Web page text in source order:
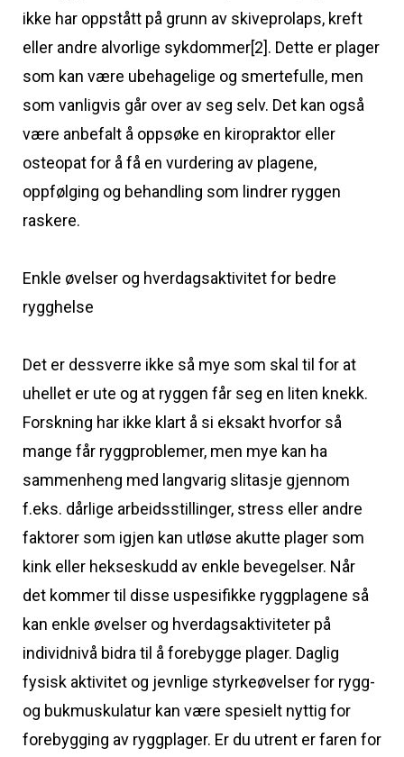
ikke har oppstått på grunn av skiveprolaps, kreft
eller andre alvorlige sykdommer[2]. Dette er plager
som kan være ubehagelige og smertefulle, men
som vanligvis går over av seg selv. Det kan også
være anbefalt å oppsøke en kiropraktor eller
osteopat for å få en vurdering av plagene,
oppfølging og behandling som lindrer ryggen
raskere.
Enkle øvelser og hverdagsaktivitet for bedre
rygghelse
Det er dessverre ikke så mye som skal til for at
uhellet er ute og at ryggen får seg en liten knekk.
Forskning har ikke klart å si eksakt hvorfor så
mange får ryggproblemer, men mye kan ha
sammenheng med langvarig slitasje gjennom
f.eks. dårlige arbeidsstillinger, stress eller andre
faktorer som igjen kan utløse akutte plager som
kink eller hekseskudd av enkle bevegelser. Når
det kommer til disse uspesifikke ryggplagene så
kan enkle øvelser og hverdagsaktiviteter på
individnivå bidra til å forebygge plager. Daglig
fysisk aktivitet og jevnlige styrkeøvelser for rygg-
og bukmuskulatur kan være spesielt nyttig for
forebygging av ryggplager. Er du utrent er faren for